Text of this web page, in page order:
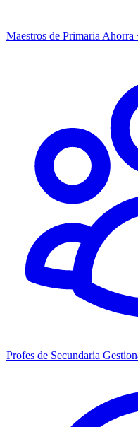
Maestros de Primaria Ahorra
Profes de Secundaria